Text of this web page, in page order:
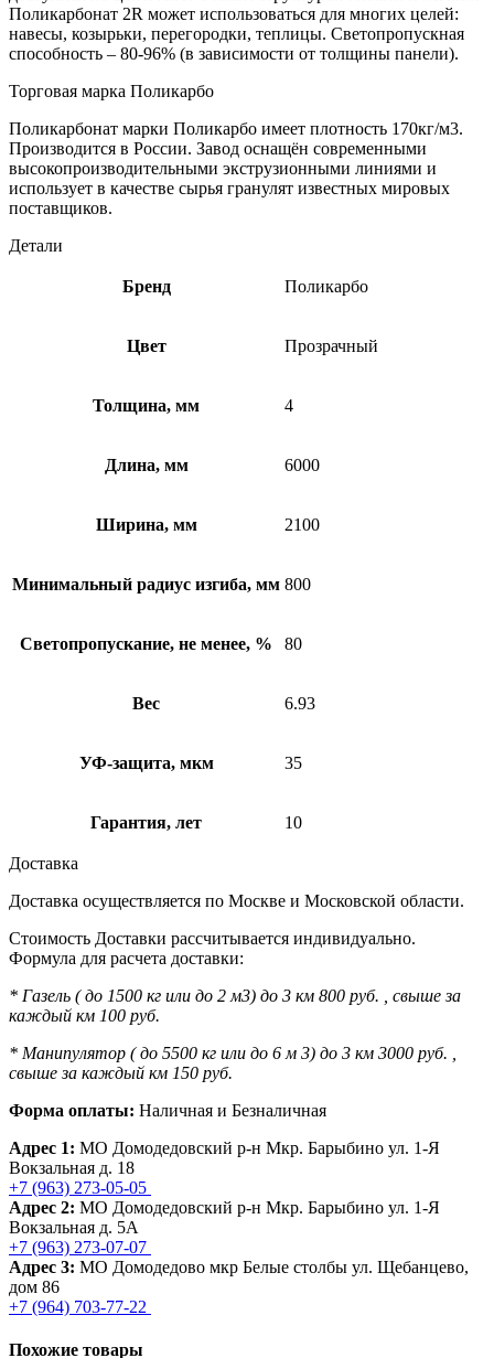
Поликарбонат 2R может использоваться для многих целей:
навесы, козырьки, перегородки, теплицы. Светопропускная
способность – 80-96% (в зависимости от толщины панели).
Торговая марка Поликарбо
Поликарбонат марки Поликарбо имеет плотность 170кг/м3.
Производится в России. Завод оснащён современными
высокопроизводительными экструзионными линиями и
использует в качестве сырья гранулят известных мировых
поставщиков.
Детали
Бренд Поликарбо
Цвет Прозрачный
Толщина, мм 4
Длина, мм 6000
Ширина, мм 2100
Минимальный радиус изгиба, мм 800
Светопропускание, не менее, % 80
Вес 6.93
УФ-защита, мкм 35
Гарантия, лет 10
Доставка
Доставка осуществляется по Москве и Московской области.
Стоимость Доставки рассчитывается индивидуально.
Формула для расчета доставки:
* Газель ( до 1500 кг или до 2 м3) до 3 км 800 руб. , свыше за
каждый км 100 руб.
* Манипулятор ( до 5500 кг или до 6 м 3) до 3 км 3000 руб. ,
свыше за каждый км 150 руб.
Форма оплаты: Наличная и Безналичная
Адрес 1: МО Домодедовский р-н Мкр. Барыбино ул. 1-Я
Вокзальная д. 18
+7 (963) 273-05-05
Адрес 2: МО Домодедовский р-н Мкр. Барыбино ул. 1-Я
Вокзальная д. 5А
+7 (963) 273-07-07
Адрес 3: МО Домодедово мкр Белые столбы ул. Щебанцево,
дом 86
+7 (964) 703-77-22
Похожие товары